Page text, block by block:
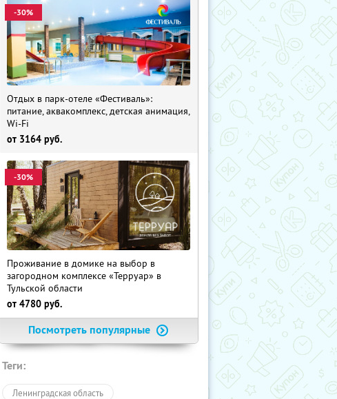
-30%
Отдых в парк-отеле «Фестиваль»:
питание, аквакомплекс, детская анимация,
Wi-Fi
от 3164 руб.
-30%
Проживание в домике на выбор в
загородном комплексе «Терруар» в
Тульской области
от 4780 руб.
Посмотреть популярные
Теги:
Ленинградская область